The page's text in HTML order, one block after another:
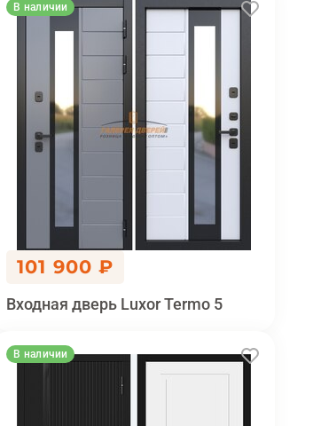
В наличии
101 900 ₽
Входная дверь Luxor Termo 5
В наличии